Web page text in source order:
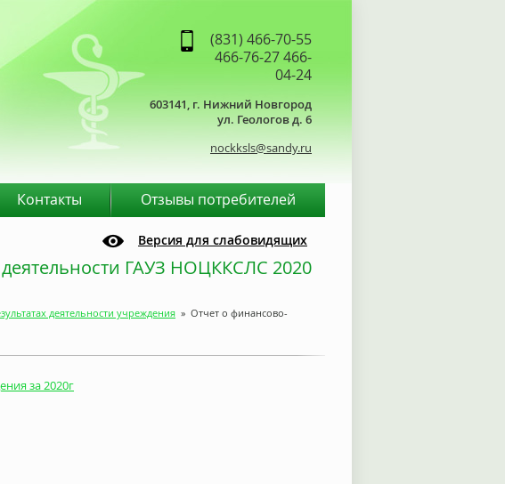
Версия для слабовидящих
ГАУЗ НОЦККСЛС 2020
деятельности учреждения » Отчет о финансово-
за 2020г
(831) 466-70-55
466-76-27 466-
04-24
603141, г. Нижний Новгород
ул. Геологов д. 6
nockksls@sandy.ru
Контакты Отзывы потребителей